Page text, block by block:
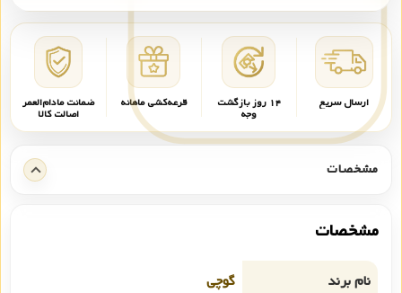
ارسال سریع ۱۴ روز بازگشت
وجه
قرعه‌کشی ماهانه ضمانت مادام‌العمر
اصالت کالا
مشخصات
مشخصات
نام برند
گوچی